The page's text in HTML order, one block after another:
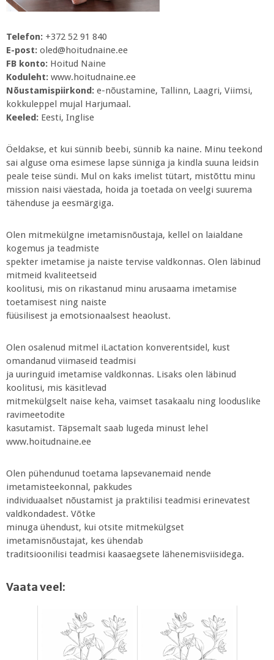
Telefon: +372 52 91 840
E-post: oled@hoitudnaine.ee
FB konto: Hoitud Naine
Koduleht: www.hoitudnaine.ee
Nõustamispiirkond: e-nõustamine, Tallinn, Laagri, Viimsi,
kokkuleppel mujal Harjumaal.
Keeled: Eesti, Inglise
Öeldakse, et kui sünnib beebi, sünnib ka naine. Minu teekond
sai alguse oma esimese lapse sünniga ja kindla suuna leidsin
peale teise sündi. Mul on kaks imelist tütart, mistõttu minu
mission naisi väestada, hoida ja toetada on veelgi suurema
tähenduse ja eesmärgiga.
Olen mitmekülgne imetamisnõustaja, kellel on laialdane
kogemus ja teadmiste
spekter imetamise ja naiste tervise valdkonnas. Olen läbinud
mitmeid kvaliteetseid
koolitusi, mis on rikastanud minu arusaama imetamise
toetamisest ning naiste
füüsilisest ja emotsionaalsest heaolust.
Olen osalenud mitmel iLactation konverentsidel, kust
omandanud viimaseid teadmisi
ja uuringuid imetamise valdkonnas. Lisaks olen läbinud
koolitusi, mis käsitlevad
mitmekülgselt naise keha, vaimset tasakaalu ning looduslike
ravimeetodite
kasutamist. Täpsemalt saab lugeda minust lehel
www.hoitudnaine.ee
Olen pühendunud toetama lapsevanemaid nende
imetamisteekonnal, pakkudes
individuaalset nõustamist ja praktilisi teadmisi erinevatest
valdkondadest. Võtke
minuga ühendust, kui otsite mitmekülgset
imetamisnõustajat, kes ühendab
traditsioonilisi teadmisi kaasaegsete lähenemisviisidega.
Vaata veel: